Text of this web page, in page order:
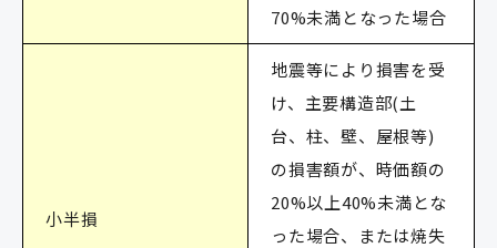
70%未満となった場合
小半損
地震等により損害を受
け、主要構造部(土
台、柱、壁、屋根等)
の損害額が、時価額の
20%以上40%未満とな
った場合、または焼失